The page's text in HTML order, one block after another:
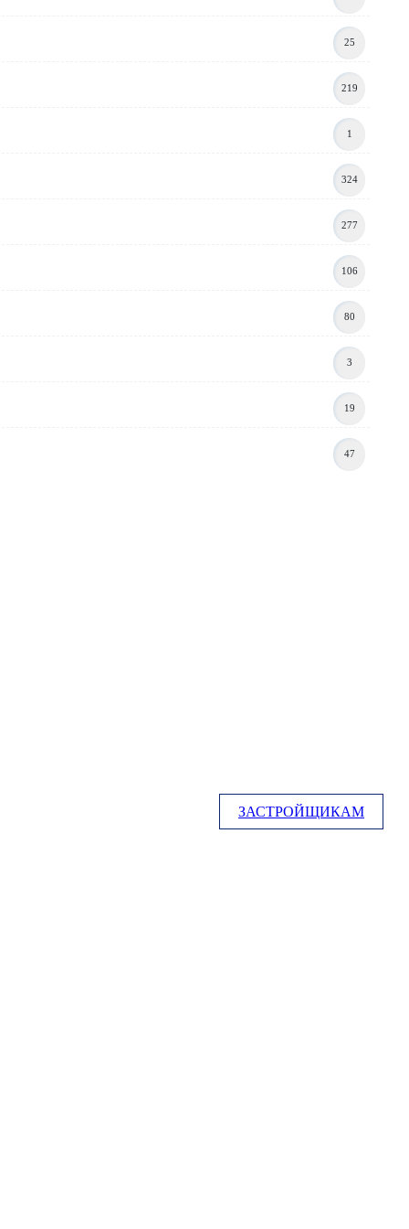
25
219
1
324
277
106
80
3
19
47
ЗАСТРОЙЩИКАМ